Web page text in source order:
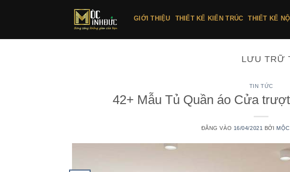
GIỚI THIỆU THIẾT KẾ KIẾN TRÚC THIẾT KẾ
LƯU TRỮ
TIN TỨC
42+ Mẫu Tủ Quần áo Cửa
ĐĂNG VÀO 16/04/2021 BỞI